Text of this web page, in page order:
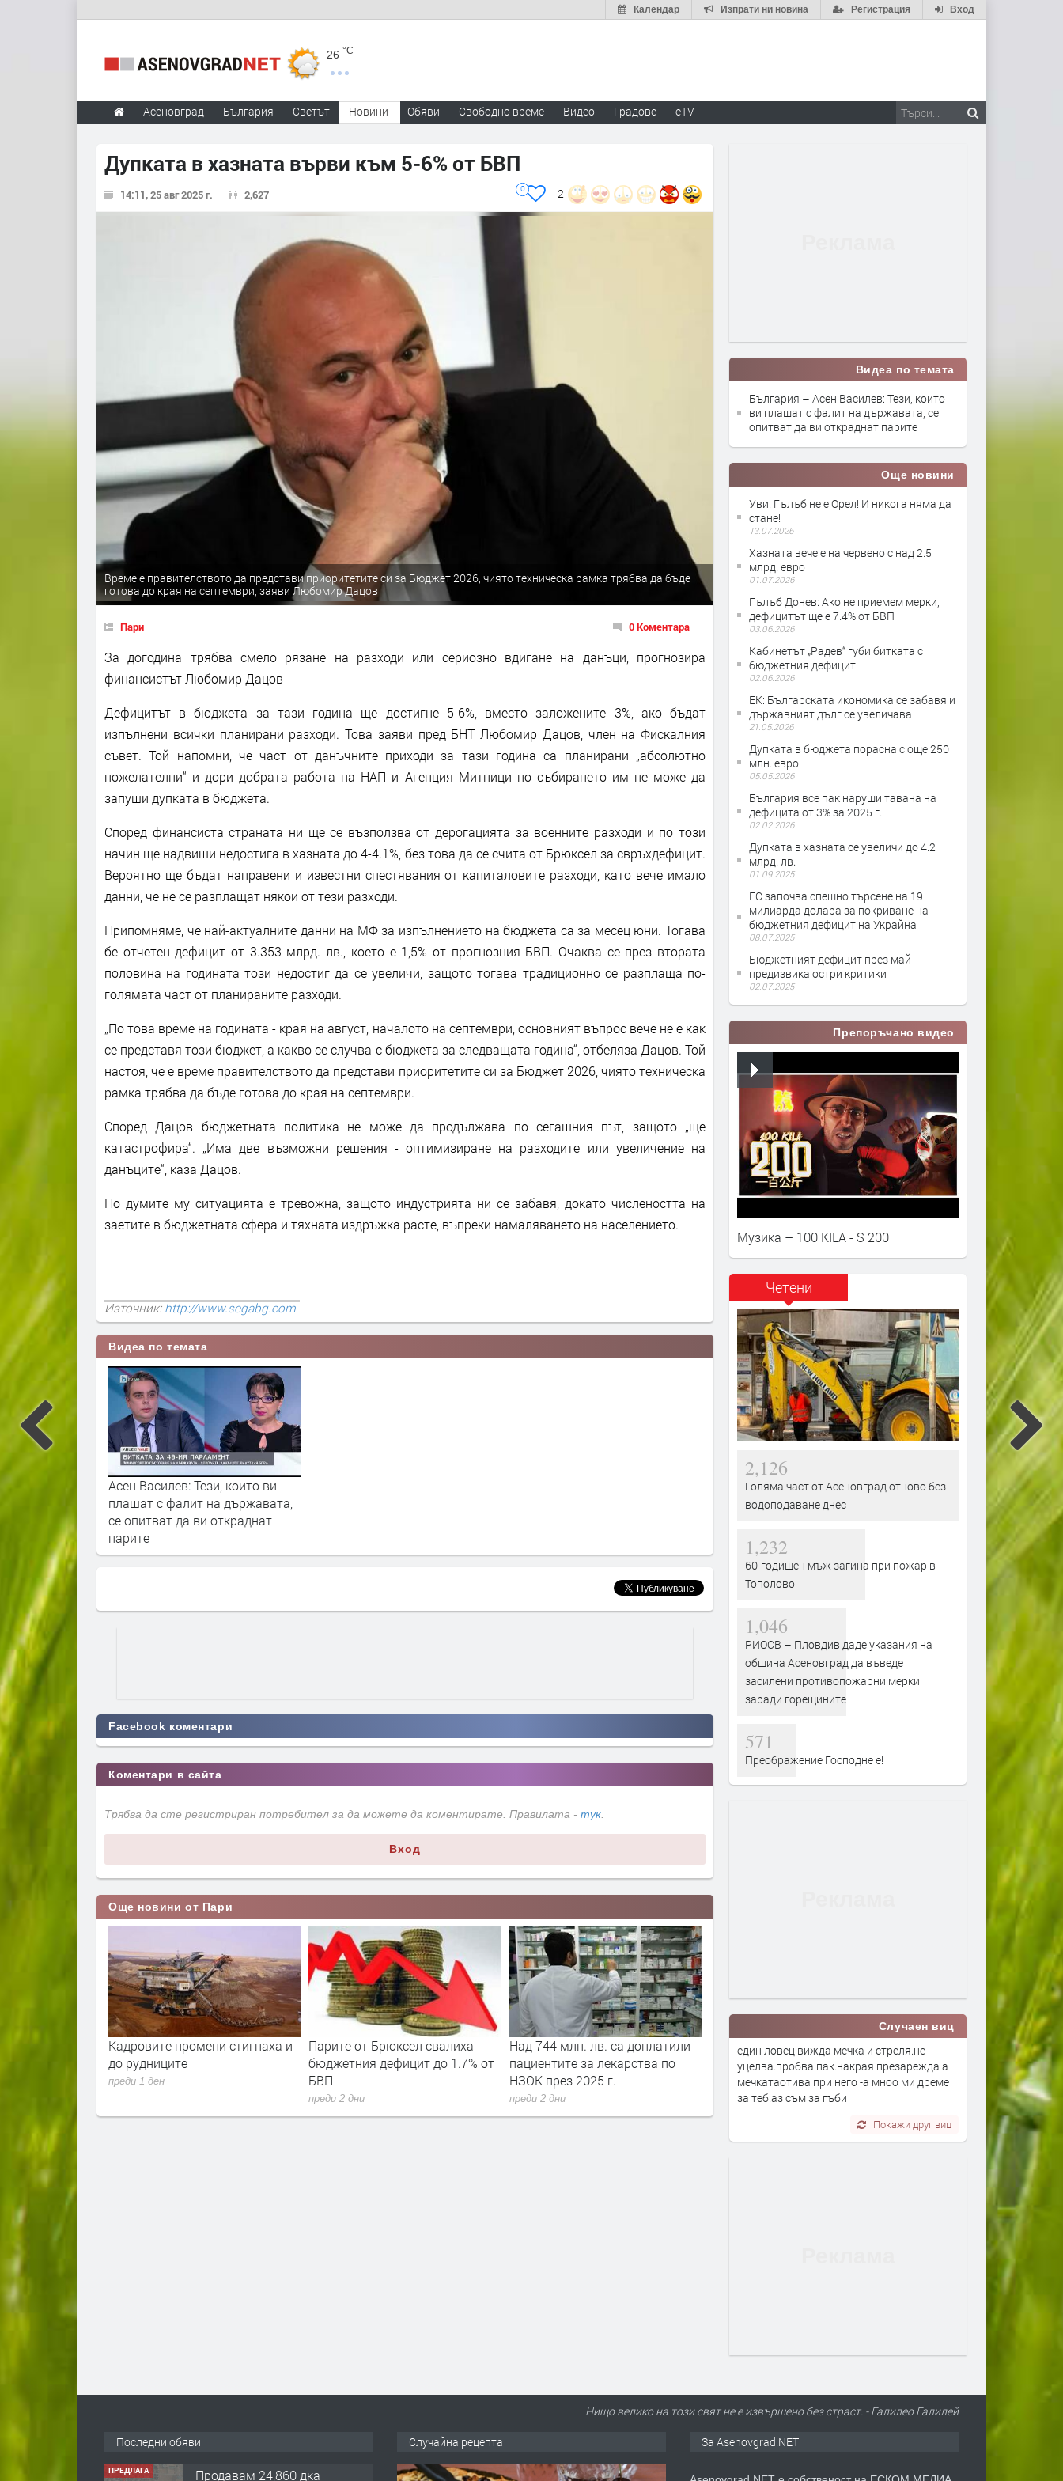
Вход
Регистрация
Изпрати ни новина
Календар
26 °C
Асеновград България Светът Новини Обяви Свободно време Видео Градове eTV
Дупката в хазната върви към 5-6% от БВП
14:11, 25 авг 2025 г. 2,627 2
0
Време е правителството да представи приоритетите си за Бюджет 2026, чиято техническа рамка трябва да бъде
готова до края на септември, заяви Любомир Дацов
Пари 0 Коментара
За догодина трябва смело рязане на разходи или сериозно вдигане на данъци, прогнозира
финансистът Любомир Дацов
Дефицитът в бюджета за тази година ще достигне 5-6%, вместо заложените 3%, ако бъдат
изпълнени всички планирани разходи. Това заяви пред БНТ Любомир Дацов, член на Фискалния
съвет. Той напомни, че част от данъчните приходи за тази година са планирани „абсолютно
пожелателни“ и дори добрата работа на НАП и Агенция Митници по събирането им не може да
запуши дупката в бюджета.
Според финансиста страната ни ще се възползва от дерогацията за военните разходи и по този
начин ще надвиши недостига в хазната до 4-4.1%, без това да се счита от Брюксел за свръхдефицит.
Вероятно ще бъдат направени и известни спестявания от капиталовите разходи, като вече имало
данни, че не се разплащат някои от тези разходи.
Припомняме, че най-актуалните данни на МФ за изпълнението на бюджета са за месец юни. Тогава
бе отчетен дефицит от 3.353 млрд. лв., което е 1,5% от прогнозния БВП. Очаква се през втората
половина на годината този недостиг да се увеличи, защото тогава традиционно се разплаща по-
голямата част от планираните разходи.
„По това време на годината - края на август, началото на септември, основният въпрос вече не е как
се представя този бюджет, а какво се случва с бюджета за следващата година“, отбеляза Дацов. Той
настоя, че е време правителството да представи приоритетите си за Бюджет 2026, чиято техническа
рамка трябва да бъде готова до края на септември.
Според Дацов бюджетната политика не може да продължава по сегашния път, защото „ще
катастрофира“. „Има две възможни решения - оптимизиране на разходите или увеличение на
данъците“, каза Дацов.
По думите му ситуацията е тревожна, защото индустрията ни се забавя, докато числеността на
заетите в бюджетната сфера и тяхната издръжка расте, въпреки намаляването на населението.
Източник:http://www.segabg.com
Видеа по темата
Асен Василев: Тези, които ви
плашат с фалит на държавата,
се опитват да ви откраднат
парите
Facebook коментари
Коментари в сайта
Трябва да сте регистриран потребител за да можете да коментирате. Правилата - тук.
Вход
Още новини от Пари
е скочила с
Кадровите промени стигнаха и
до рудниците
преди 1 ден
Парите от Брюксел свалиха
бюджетния дефицит до 1.7% от
БВП
преди 2 дни
Над 744 млн. лв. са доплатили
пациентите за лекарства по
НЗОК през 2025 г.
преди 2 дни
Вече може да се подават молби
за личен фалит
преди 2 дни
Дигитално евро:
е вече в нашия смартфон
преди 3 дни
Видеа по темата
България – Асен Василев: Тези, които
ви плашат с фалит на държавата, се
опитват да ви откраднат парите
Още новини
Уви! Гълъб не е Орел! И никога няма да
стане!
13.07.2026
Хазната вече е на червено с над 2.5
млрд. евро
01.07.2026
Гълъб Донев: Ако не приемем мерки,
дефицитът ще е 7.4% от БВП
03.06.2026
Кабинетът „Радев“ губи битката с
бюджетния дефицит
02.06.2026
ЕК: Българската икономика се забавя и
държавният дълг се увеличава
21.05.2026
Дупката в бюджета порасна с още 250
млн. евро
05.05.2026
България все пак наруши тавана на
дефицита от 3% за 2025 г.
02.02.2026
Дупката в хазната се увеличи до 4.2
млрд. лв.
01.09.2025
ЕС започва спешно търсене на 19
милиарда долара за покриване на
бюджетния дефицит на Украйна
08.07.2025
Бюджетният дефицит през май
предизвика остри критики
02.07.2025
Препоръчано видео
Музика – 100 KILA - S 200
Четени
2,126
Голяма част от Асеновград отново без
водоподаване днес
1,232
60-годишен мъж загина при пожар в
Тополово
1,046
РИОСВ – Пловдив даде указания на
община Асеновград да въведе
засилени противопожарни мерки
заради горещините
571
Преображение Господне е!
Случаен виц
един ловец вижда мечка и стреля.не
уцелва.пробва пак.накрая презарежда а
мечкатаотива при него -а мноо ми дреме
за теб.аз съм за гъби
Покажи друг виц
Нищо велико на този свят не е извършено без страст. - Галилео Галилей
Последни обяви
ПРЕДЛАГА
Продавам 24,860 дка
Случайна рецепта За Asenovgrad.NET